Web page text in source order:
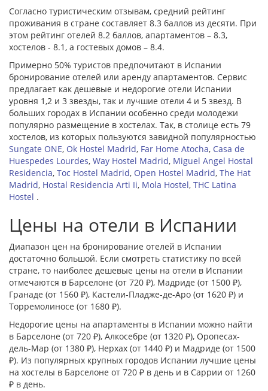
Согласно туристическим отзывам, средний рейтинг
проживания в стране составляет 8.3 баллов из десяти. При
этом рейтинг отелей 8.2 баллов, апартаментов – 8.3,
хостелов - 8.1, а гостевых домов – 8.4.
Примерно 50% туристов предпочитают в Испании
бронирование отелей или аренду апартаментов. Сервис
предлагает как дешевые и недорогие отели Испании
уровня 1,2 и 3 звезды, так и лучшие отели 4 и 5 звезд. В
больших городах в Испании особенно среди молодежи
популярно размещение в хостелах. Так, в столице есть 79
хостелов, из которых пользуются завидной популярностью
Sungate ONE, Ok Hostel Madrid, Far Home Atocha, Casa de
Huespedes Lourdes, Way Hostel Madrid, Miguel Angel Hostal
Residencia, Toc Hostel Madrid, Open Hostel Madrid, The Hat
Madrid, Hostal Residencia Arti Ii, Mola Hostel, THC Latina
Hostel .
Цены на отели в Испании
Диапазон цен на бронирование отелей в Испании
достаточно большой. Если смотреть статистику по всей
стране, то наиболее дешевые цены на отели в Испании
отмечаются в Барселоне (от 720 ₽), Мадриде (от 1500 ₽),
Гранаде (от 1560 ₽), Кастели-Пладже-де-Аро (от 1620 ₽) и
Торремолиносе (от 1680 ₽).
Недорогие цены на апартаменты в Испании можно найти
в Барселоне (от 720 ₽), Алкосебре (от 1320 ₽), Оропесах-
дель-Мар (от 1380 ₽), Нерхах (от 1440 ₽) и Мадриде (от 1500
₽). Из популярных крупных городов Испании лучшие цены
на хостелы в Барселоне от 720 ₽ в день и в Саррии от 1260
₽ в день.